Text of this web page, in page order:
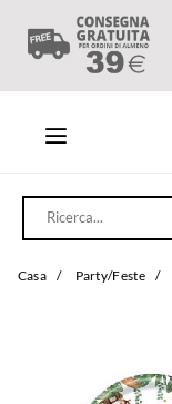
Casa / Party/Feste /